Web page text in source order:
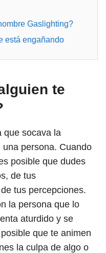
Gaslighting?
está engañando
te
que socava la
persona. Cuando
posible que dudes
de tus
tus percepciones.
la persona que lo
aturdido y se
que te animen
la culpa de algo o